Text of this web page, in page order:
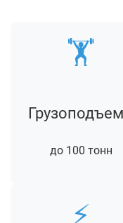
🏋️
до 100 тонн
⚡